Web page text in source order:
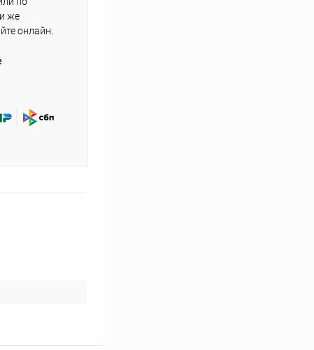
же
онлайн.